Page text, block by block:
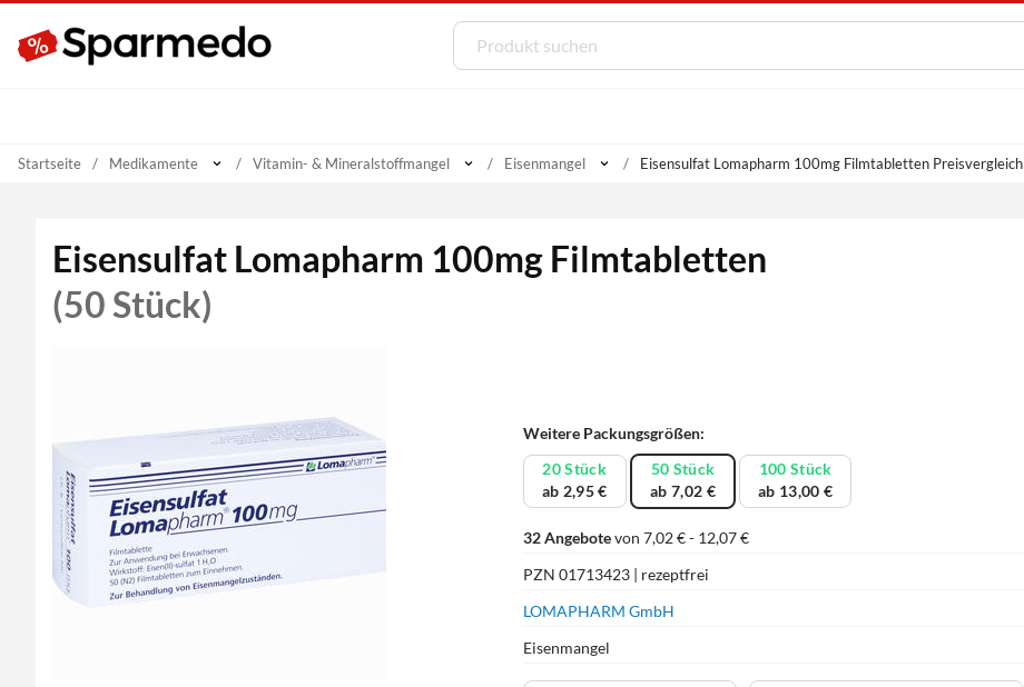
Startseite Medikamente Vitamin- & Mineralstoffmangel Eisenmangel Eisensulfat Lomapharm 100mg Filmtabletten Preisvergleich
Eisensulfat Lomapharm 100mg Filmtabletten
(50 Stück)
Weitere Packungsgrößen:
20 Stück
ab 2,95 €
50 Stück
ab 7,02 €
100 Stück
ab 13,00 €
32 Angebotevon 7,02 € - 12,07 €
PZN 01713423 | rezeptfrei
LOMAPHARM GmbH
Eisenmangel